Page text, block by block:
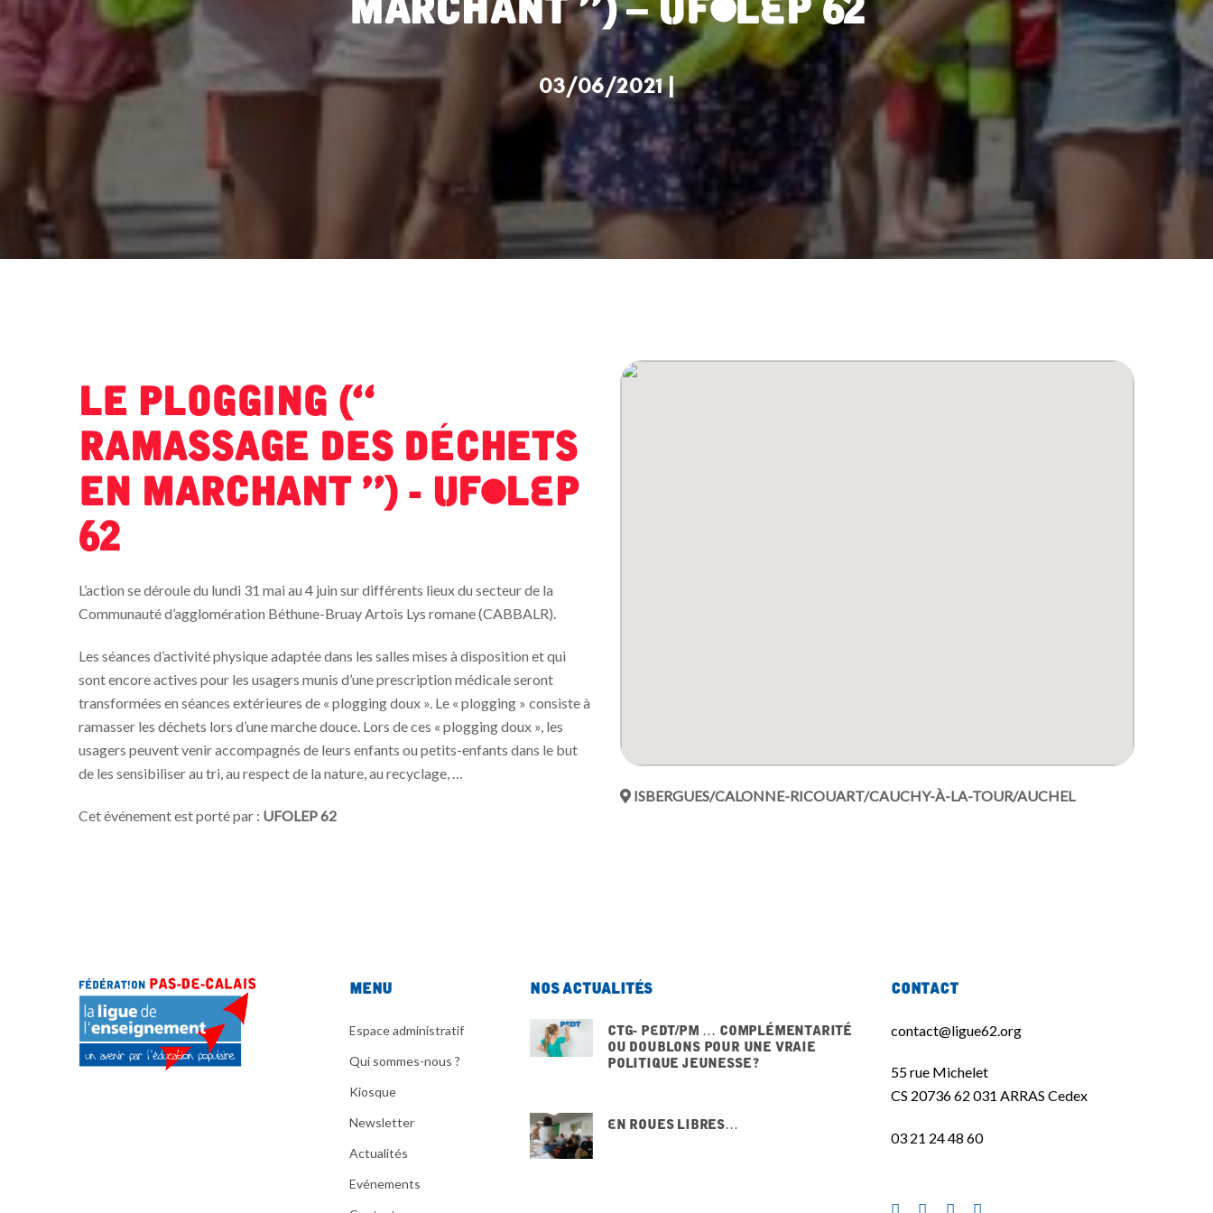
03/06/2021 |
Le plogging («
ramassage des déchets
en marchant ») - UFOLEP
62
L’action se déroule du lundi 31 mai au 4 juin sur différents lieux du secteur de la
Communauté d’agglomération Béthune-Bruay Artois Lys romane (CABBALR).
Les séances d’activité physique adaptée dans les salles mises à disposition et qui
sont encore actives pour les usagers munis d’une prescription médicale seront
transformées en séances extérieures de « plogging doux ». Le « plogging » consiste à
ramasser les déchets lors d’une marche douce. Lors de ces « plogging doux », les
usagers peuvent venir accompagnés de leurs enfants ou petits-enfants dans le but
de les sensibiliser au tri, au respect de la nature, au recyclage, …
Cet événement est porté par : UFOLEP 62
ISBERGUES/CALONNE-RICOUART/CAUCHY-À-LA-TOUR/AUCHEL
Menu
Espace administratif
Qui sommes-nous ?
Kiosque
Newsletter
Actualités
Evénements
Nos actualités
CTG- PEdT/PM … Complémentarité
ou doublons pour une vraie
politique jeunesse ?
En Roues Libres…
Contact
contact@ligue62.org
55 rue Michelet
CS 20736 62 031 ARRAS Cedex
03 21 24 48 60